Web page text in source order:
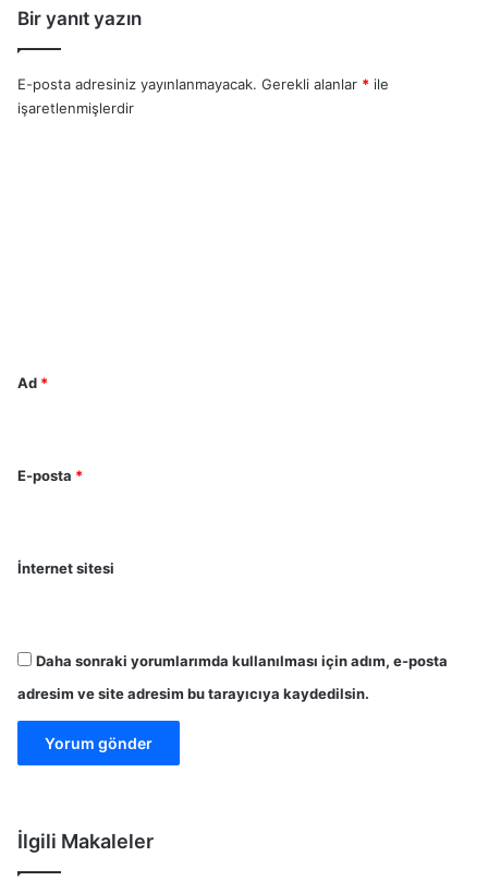
Bir yanıt yazın
E-posta adresiniz yayınlanmayacak. Gerekli alanlar * ile
işaretlenmişlerdir
Ad *
E-posta *
İnternet sitesi
Daha sonraki yorumlarımda kullanılması için adım, e-posta
adresim ve site adresim bu tarayıcıya kaydedilsin.
İlgili Makaleler